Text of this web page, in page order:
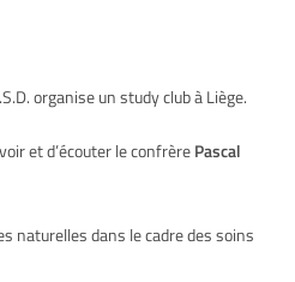
organise un study club à Liège.
et d’écouter le confrèrePascal
naturelles dans le cadre des soins